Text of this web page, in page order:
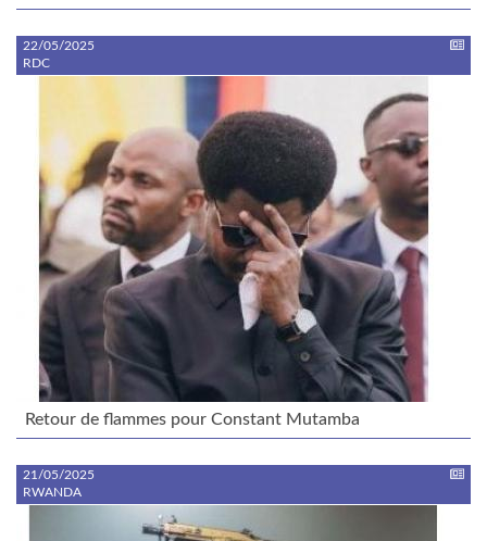
22/05/2025
RDC
Retour de flammes pour Constant Mutamba
21/05/2025
RWANDA